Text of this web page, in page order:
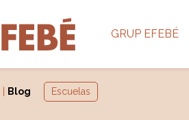
GRUP EFEBÉ
Blog Escuelas